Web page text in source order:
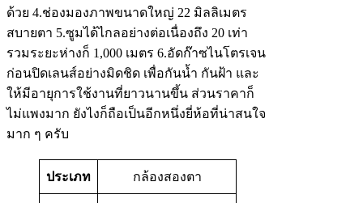
ด้วย 4.ช่องมองภาพขนาดใหญ่ 22 มิลลิเมตร
สบายตา 5.ซูมได้ไกลอย่างต่อเนื่องถึง 20 เท่า
รวมระยะห่างก็ 1,000 เมตร 6.อัดก๊าซไนโตรเจน
ก่อนปิดเลนส์อย่างมิดชิด เพื่อกันน้ำ กันฝ้า และ
ให้มีอายุการใช้งานที่ยาวนานขึ้น ส่วนราคาก็
ไม่แพงมาก ยังไงก็ถือเป็นอีกหนึ่งยี่ห้อที่น่าสนใจ
มาก ๆ ครับ
ประเภท กล้องสองตา